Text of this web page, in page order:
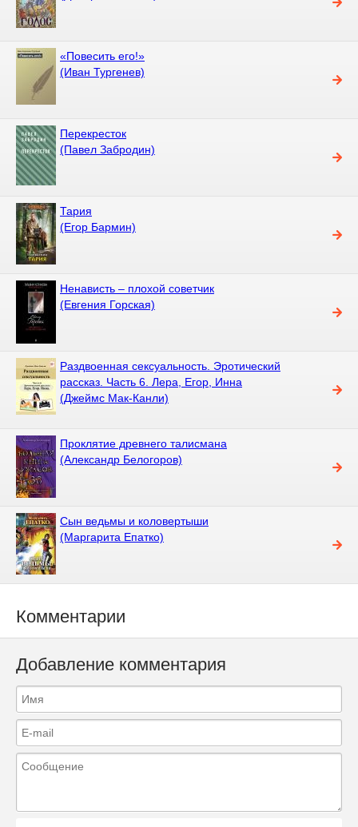
«Повесить его!»
(Иван Тургенев)
Перекресток
(Павел Забродин)
Тария
(Егор Бармин)
Ненависть – плохой советчик
(Евгения Горская)
Раздвоенная сексуальность. Эротический
рассказ. Часть 6. Лера, Егор, Инна
(Джеймс Мак-Канли)
Проклятие древнего талисмана
(Александр Белогоров)
Сын ведьмы и коловертыши
(Маргарита Епатко)
Комментарии
Добавление комментария